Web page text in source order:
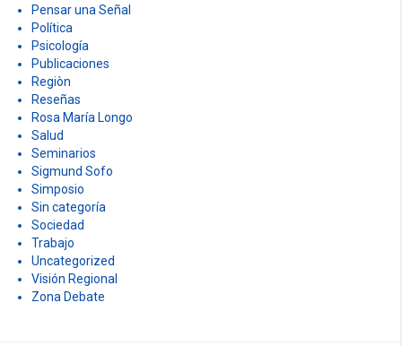
Pensar una Señal
Política
Psicología
Publicaciones
Regiòn
Reseñas
Rosa María Longo
Salud
Seminarios
Sigmund Sofo
Simposio
Sin categoría
Sociedad
Trabajo
Uncategorized
Visión Regional
Zona Debate